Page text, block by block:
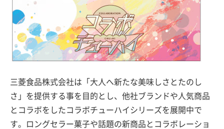
三菱食品株式会社は「大人へ新たな美味しさとたのし
さ」を提供する事を目的とし、他社ブランドや人気商品
とコラボをしたコラボチューハイシリーズを展開中で
す。ロングセラー菓子や話題の新商品とコラボレーショ